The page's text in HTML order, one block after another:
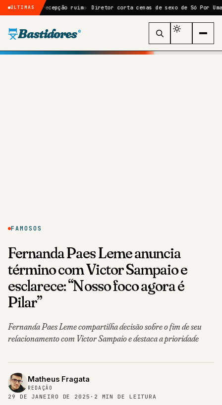
ÚLTIMAS
após recepção ruim Diretor corta cenas de sexo de Só Por Uma Noite
Bastidores ®
FAMOSOS
Fernanda Paes Leme anuncia
término com Victor Sampaio e
esclarece: “Nosso foco agora é
Pilar”
Fernanda Paes Leme compartilha decisão sobre o fim de seu
relacionamento com Victor Sampaio e destaca a prioridade
Matheus Fragata
REDAÇÃO
29 DE JANEIRO DE 2025 · 2 MIN DE LEITURA